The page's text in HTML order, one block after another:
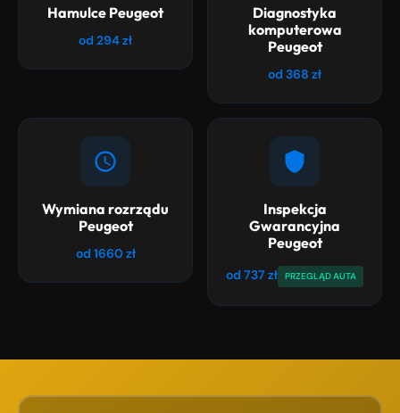
Hamulce Peugeot
od 294 zł
Diagnostyka
komputerowa
Peugeot
od 368 zł
Wymiana rozrządu
Peugeot
od 1660 zł
Inspekcja
Gwarancyjna
Peugeot
od 737 zł PRZEGLĄD AUTA